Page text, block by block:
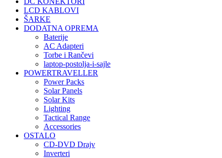
LCD KABLOVI
ŠARKE
DODATNA OPREMA
Baterije
AC Adapteri
Torbe i Rančevi
laptop-postolja-i-sajle
POWERTRAVELLER
Power Packs
Solar Panels
Solar Kits
Lighting
Tactical Range
Accessories
OSTALO
CD-DVD Drajv
Inverteri